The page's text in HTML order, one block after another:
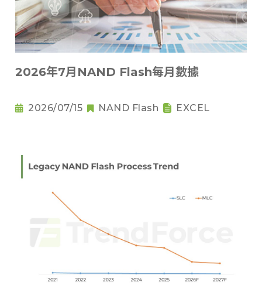
2026年7月NAND Flash每月數據
2026/07/15 NAND Flash EXCEL